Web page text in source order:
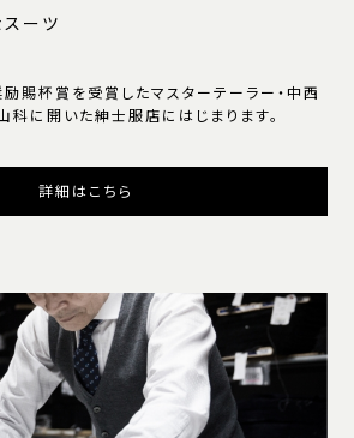
スーツ
賜杯賞を受賞したマスターテーラー・中西
に開いた紳士服店にはじまります。
詳細はこちら